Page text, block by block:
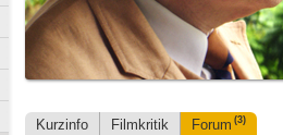
Kurzinfo Filmkritik Forum (3)